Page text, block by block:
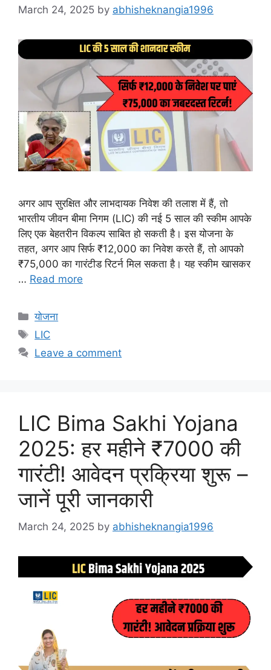
March 24, 2025 by abhisheknangia1996
अगर आप सुरक्षित और लाभदायक निवेश की तलाश में हैं, तो
भारतीय जीवन बीमा निगम (LIC) की नई 5 साल की स्कीम आपके
लिए एक बेहतरीन विकल्प साबित हो सकती है। इस योजना के
तहत, अगर आप सिर्फ ₹12,000 का निवेश करते हैं, तो आपको
₹75,000 का गारंटीड रिटर्न मिल सकता है। यह स्कीम खासकर
… Read more
Categories
योजना
Tags
LIC
Leave a comment
LIC Bima Sakhi Yojana
2025: हर महीने ₹7000 की
गारंटी! आवेदन प्रक्रिया शुरू –
जानें पूरी जानकारी
March 24, 2025 by abhisheknangia1996